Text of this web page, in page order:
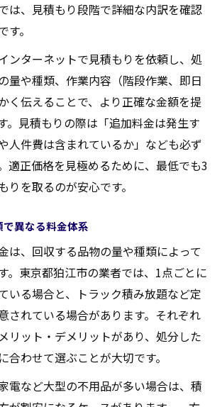
は、見積もり段階で詳細な内訳を確認
。
ンターネットで見積もりを依頼し、処
量や種類、作業内容（階段作業、即日
く伝えることで、より正確な金額を提
。見積もりの際は「追加料金は発生す
人件費は含まれているか」なども必ず
適正価格を見極めるために、最低でも3
りを取るのが安心です。
異なる料金体系
は、回収する品物の量や種類によって
。東京都狛江市の業者では、1点ごとに
いる場合と、トラック積み放題など定
されている場合があります。それぞれ
リット・デメリットがあり、処分した
合わせて選ぶことが大切です。
電など大型の不用品が多い場合は、積